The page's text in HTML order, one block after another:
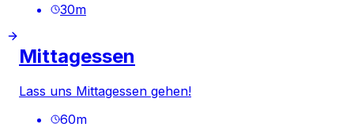
30m
Mittagessen
Lass uns Mittagessen gehen!
60m